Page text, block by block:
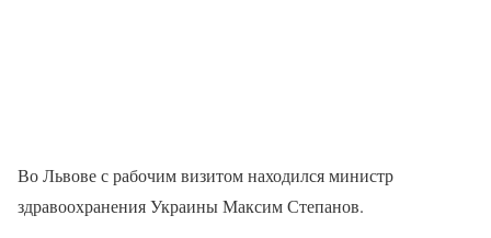
Во Львове с рабочим визитом находился министр
здравоохранения Украины Максим Степанов.